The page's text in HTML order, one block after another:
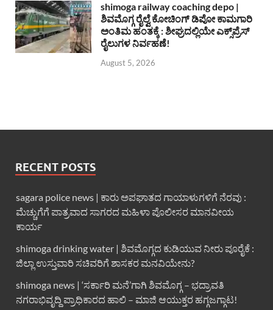
shimoga railway coaching depo |
ಶಿವಮೊಗ್ಗ ರೈಲ್ವೆ ಕೋಚಿಂಗ್ ಡಿಪೋ ಕಾಮಗಾರಿ
ಅಂತಿಮ ಹಂತಕ್ಕೆ : ಶೀಘ್ರದಲ್ಲಿಯೇ ಎಕ್ಸ್‌ಪ್ರೆಸ್
ರೈಲುಗಳ ನಿರ್ವಹಣೆ!
August 5, 2026
RECENT POSTS
sagara police news | ಕಾರು ಅಪಘಾತದ ಗಾಯಾಳುಗಳಿಗೆ ನೆರವು :
ಮೆಚ್ಚುಗೆಗೆ ಪಾತ್ರವಾದ ಸಾಗರದ ಮಹಿಳಾ ಪೊಲೀಸರ ಮಾನವೀಯ
ಕಾರ್ಯ
shimoga drinking water | ಶಿವಮೊಗ್ಗದ ಕುಡಿಯುವ ನೀರು ಪೂರೈಕೆ :
ಜಿಲ್ಲಾ ಉಸ್ತುವಾರಿ ಸಚಿವರಿಗೆ ಶಾಸಕರ ಮನವಿಯೇನು?
shimoga news | ‘ಸರ್ಕಾರಿ ಮನೆ’ಗಾಗಿ ಶಿವಮೊಗ್ಗ – ಭದ್ರಾವತಿ
ನಗರಾಭಿವೃದ್ದಿ ಪ್ರಾಧಿಕಾರದ ಹಾಲಿ – ಮಾಜಿ ಆಯುಕ್ತರ ಹಗ್ಗಜಗ್ಗಾಟ!